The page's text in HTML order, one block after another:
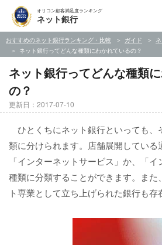
オリコン顧客満足度ランキング
ネット銀行
おすすめのネット銀行ランキング・比較 ガイド
ネット銀行ってどんな種類にわかれているの？
ネット銀行ってどんな種類
の？
更新日：2017-07-10
ひとくちにネット銀行といっても、
類に分けられます。店舗展開している
「インターネットサービス」か、「
種類に分類することができます。また
ト専業として立ち上げられた銀行も存